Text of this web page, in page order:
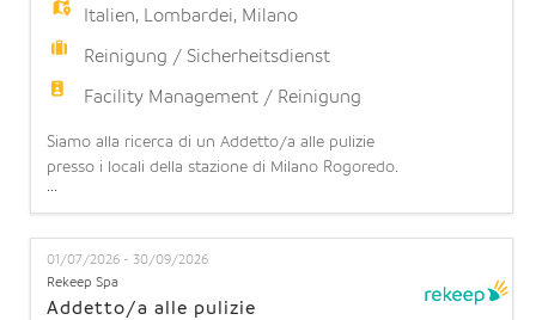
Italien, Lombardei, Milano
Reinigung / Sicherheitsdienst
Facility Management / Reinigung
Siamo alla ricerca di un Addetto/a alle pulizie
presso i locali della stazione di Milano Rogoredo.
COSA OFFRIAMO: Contratto part-time: 6 ore
settimanali (part time orizzontale 15%) su 6 giorni
lavorativi a settimana (turnazione da lunedì a
domenica). Possibilità di stabilità: l'opportunità di
operare in una realtà strutturata con prospettive d
...
01/07/2026 - 30/09/2026
Rekeep Spa
Addetto/a alle pulizie